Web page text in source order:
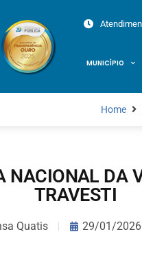
MUNICÍPIO
Home
NACIONAL DA
TRAVESTI
Quatis 29/01/2026